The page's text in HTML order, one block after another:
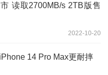
读取2700MB/s 2TB版售
2022-10-20
14 Pro Max更耐摔